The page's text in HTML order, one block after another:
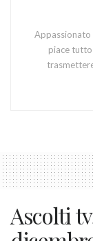
Appassionato
piace tutto
Ascolti